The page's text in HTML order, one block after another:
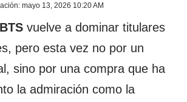
mayo 13, 2026 10:20 AM
BTS vuelve a dominar titulares
pero esta vez no por un
sino por una compra que ha
la admiración como la